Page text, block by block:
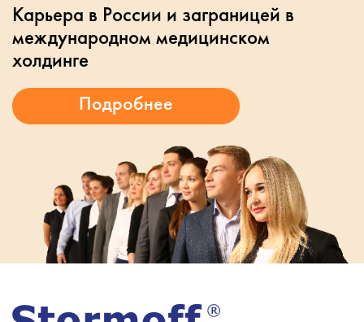
Карьера в России и заграницей в
международном медицинском
холдинге